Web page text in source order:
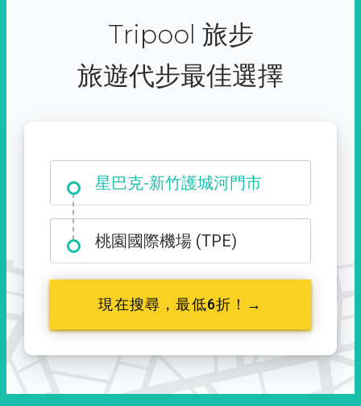
Tripool 旅步
旅遊代步最佳選擇
星巴克-新竹護城河門市
大霸尖山登山口
桃園國際機場 (TPE)
現在搜尋，最低6折！→